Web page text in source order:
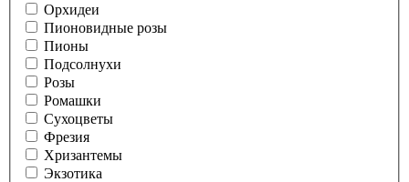
Орхидеи
Пионовидные розы
Пионы
Подсолнухи
Розы
Ромашки
Сухоцветы
Фрезия
Хризантемы
Экзотика